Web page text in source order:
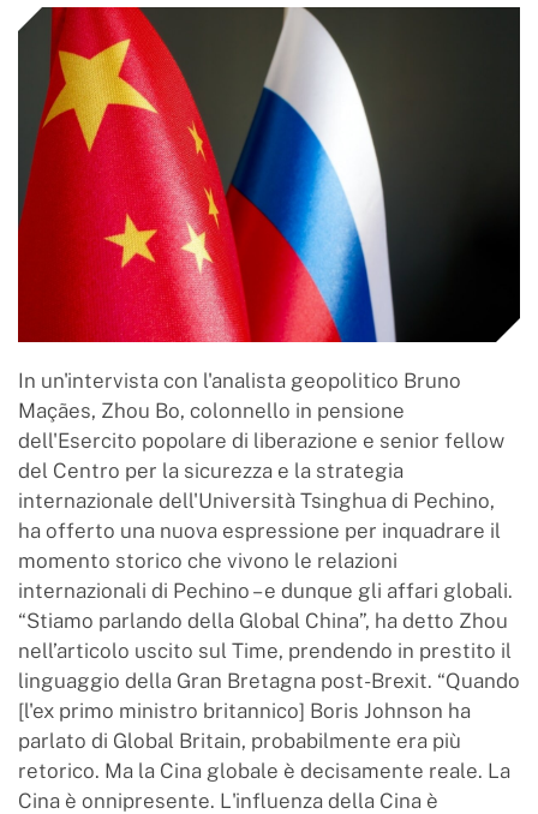
In un'intervista con l'analista geopolitico Bruno
Maçães, Zhou Bo, colonnello in pensione
dell'Esercito popolare di liberazione e senior fellow
del Centro per la sicurezza e la strategia
internazionale dell'Università Tsinghua di Pechino,
ha offerto una nuova espressione per inquadrare il
momento storico che vivono le relazioni
internazionali di Pechino – e dunque gli affari globali.
“Stiamo parlando della Global China”, ha detto Zhou
nell’articolo uscito sul Time, prendendo in prestito il
linguaggio della Gran Bretagna post-Brexit. “Quando
[l'ex primo ministro britannico] Boris Johnson ha
parlato di Global Britain, probabilmente era più
retorico. Ma la Cina globale è decisamente reale. La
Cina è onnipresente. L'influenza della Cina è